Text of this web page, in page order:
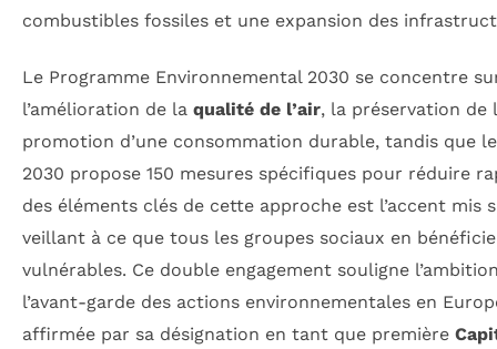
combustibles fossiles et une expansion des
Le Programme Environnemental 2030 se concentre
l’amélioration de la qualité de l’air, la préservation de
promotion d’une consommation durable, tandis que
2030 propose 150 mesures spécifiques pour réduire
des éléments clés de cette approche est l’accent
veillant à ce que tous les groupes sociaux en
vulnérables. Ce double engagement souligne
l’avant-garde des actions environnementales en
affirmée par sa désignation en tant que première